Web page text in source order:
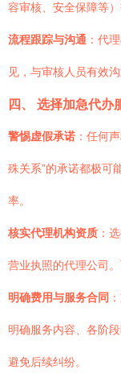
容审核、安全保障等
流程跟踪与沟通 ：代
见，与审核人员有效
四、 选择加急代办
警惕虚假承诺 ：任何
殊关系”的承诺都极可
率。
核实代理机构资质 ：
营业执照的代理公司
明确费用与服务合同
明确服务内容、各阶
避免后续纠纷。